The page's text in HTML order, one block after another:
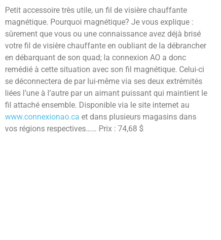
Petit accessoire très utile, un fil de visière chauffante
magnétique. Pourquoi magnétique? Je vous explique :
sûrement que vous ou une connaissance avez déjà brisé
votre fil de visière chauffante en oubliant de la débrancher
en débarquant de son quad; la connexion AO a donc
remédié à cette situation avec son fil magnétique. Celui-ci
se déconnectera de par lui-même via ses deux extrémités
liées l’une à l’autre par un aimant puissant qui maintient le
fil attaché ensemble. Disponible via le site internet au
www.connexionao.ca et dans plusieurs magasins dans
vos régions respectives…… Prix : 74,68 $